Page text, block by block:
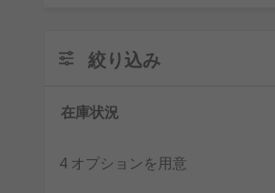
：す
Raspberry Pi アクセサリ
Arduino
もう一つの業界リーダー、
ジェクトやアプリケーションに
絞り込み
在庫状況
4 オプションを用意